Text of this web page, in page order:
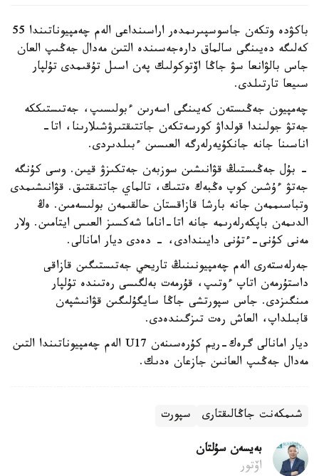
باكۋدە وتكەن جاسوسپىرىمدەر اراسىنداعى الەم چەمپيوناتىندا 55
كەلىگە دەيىنگى سالماق دارەجەسىندە التىن مەدال جەڭىپ العان
جاس بالۋانعا سۋ جاڭا اۆتوكولىك پەن اسىل تۇقىمدى تۇلپار
سىيعا تارتىلدى.
چەمپيون جەڭىستەن كەيىنگى اسەرىن ءبولىسىپ، جەتىستىككە
جەتۋ جولىندا قولداۋ كورسەتكەن جاتتىقتىرۋشىلارىنا، اتا-
اناسىنا جانە جانكۇيەرلەرگە العىسىن ءبىلدىردى.
- بۇل جەڭىستىڭ قۋانىشىن سوزبەن جەتكىزۋ قيىن. وسى كۇنگە
جەتۋ ءۇشىن كوپ ەڭبەك ەتتىك، تالماي جاتتىقتىق. قۋانىشىمدى
وتباسىممەن جانە بارشا قازاقستان حالقىمەن بولىسەمىن. ەڭ
الدىمەن باپكەرلەرىمە جانە اتا-اناما شەكسىز العىس ايتامىن. ولار
مەنى كۇنى-ءتۇنى دايىندادى، - دەدى ديار امانالى.
جەرلەستەرى الەم چەمپيونىنىڭ تاريحي جەتىستىگىن قازاقى
داستۇرمەن اتاپ ءوتىپ، قۇرمەت بەلگىسى رەتىندە تۇلپار
مىنگىزدى. جاس سپورتشى جاڭا سايگۇلىگىن قۋانىشپەن
قابىلداپ، العاش رەت تىزگىندەدى.
ديار امانالى گرەك-ريم كۇرەسىنەن U17 الەم چەمپيوناتىندا التىن
مەدال جەڭىپ العانىن جازعان ەدىك.
شىمكەنت جاڭالىقتارى سپورت
بەيسەن سۇلتان
اۆتور